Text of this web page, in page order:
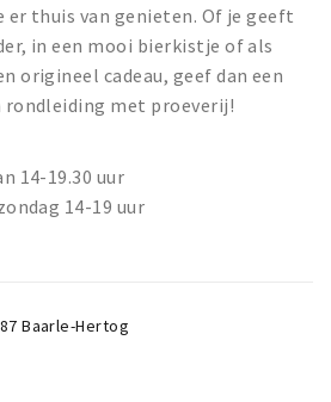
er thuis van genieten. Of je geeft
in een mooi bierkistje of als
origineel cadeau, geef dan een
rondleiding met proeverij!
14-19.30 uur
14-19 uur
Baarle-Hertog